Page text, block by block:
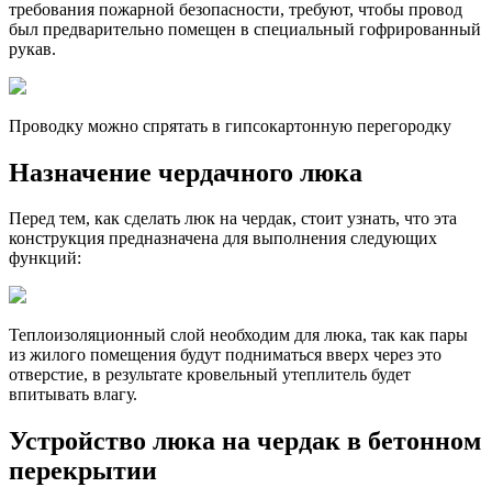
требования пожарной безопасности, требуют, чтобы провод
был предварительно помещен в специальный гофрированный
рукав.
Проводку можно спрятать в гипсокартонную перегородку
Назначение чердачного люка
Перед тем, как сделать люк на чердак, стоит узнать, что эта
конструкция предназначена для выполнения следующих
функций:
Теплоизоляционный слой необходим для люка, так как пары
из жилого помещения будут подниматься вверх через это
отверстие, в результате кровельный утеплитель будет
впитывать влагу.
Устройство люка на чердак в бетонном
перекрытии